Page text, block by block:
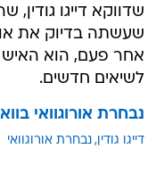
שדווקא דייגו
שעשתה בדיוק את
אחר פעם, הוא האיש
לשיאים חדשים.
נבחרת אורוגוואי
דייגו גודין נבחרת אורוגוואי